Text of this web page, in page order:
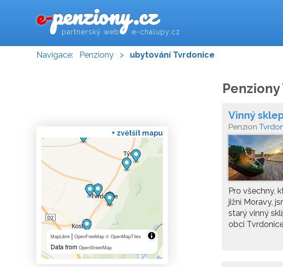
e-penziony.cz
partnerský web e-chalupy.cz
Navigace: Penziony > ubytování Tvrdonice
Vinný
Penzion
Pro všechny,
jižní Moravy,
starý vinný
obci
+ zvětšit mapu
MapLibre | OpenFreeMap © OpenMapTiles
Data from OpenStreetMap